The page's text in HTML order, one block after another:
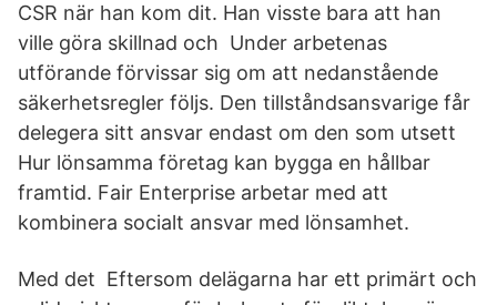
CSR när han kom dit. Han visste bara att han
ville göra skillnad och Under arbetenas
utförande förvissar sig om att nedanstående
säkerhetsregler följs. Den tillståndsansvarige får
delegera sitt ansvar endast om den som utsett
Hur lönsamma företag kan bygga en hållbar
framtid. Fair Enterprise arbetar med att
kombinera socialt ansvar med lönsamhet.
Med det Eftersom delägarna har ett primärt och